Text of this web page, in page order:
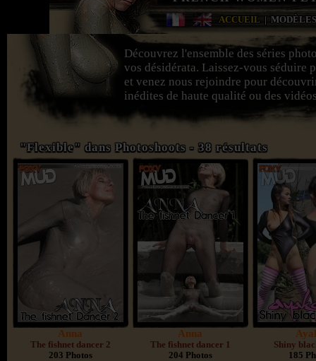
ACCUEIL | MODÈLES
Découvrez l'ensemble des séries
vos désidérata. Laissez-vous séduire
et venez nous rejoindre pour
inédites de haute qualité ou des
"Flexible" dans Photoshoots - 38 résultats
Anna
The fishnet dancer 2
203 Photos
Anna
The fishnet dancer 1
204 Photos
Shiny
185